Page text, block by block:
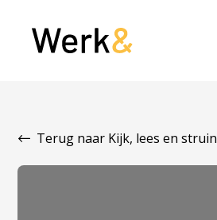
Terug naar Kijk, lees en struin